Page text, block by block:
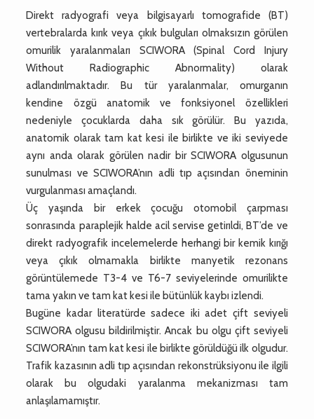
Direkt radyografi veya bilgisayarlı tomografide (BT)
vertebralarda kırık veya çıkık bulguları olmaksızın görülen
omurilik yaralanmaları SCIWORA (Spinal Cord Injury
Without Radiographic Abnormality) olarak
adlandırılmaktadır. Bu tür yaralanmalar, omurganın
kendine özgü anatomik ve fonksiyonel özellikleri
nedeniyle çocuklarda daha sık görülür. Bu yazıda,
anatomik olarak tam kat kesi ile birlikte ve iki seviyede
aynı anda olarak görülen nadir bir SCIWORA olgusunun
sunulması ve SCIWORA’nın adli tıp açısından öneminin
vurgulanması amaçlandı.
Üç yaşında bir erkek çocuğu otomobil çarpması
sonrasında paraplejik halde acil servise getirıldi, BT’de ve
direkt radyografik incelemelerde herhangi bir kemik kırığı
veya çıkık olmamakla birlikte manyetik rezonans
görüntülemede T3-4 ve T6-7 seviyelerinde omurilikte
tama yakın ve tam kat kesi ile bütünlük kaybı izlendi.
Bugüne kadar literatürde sadece iki adet çift seviyeli
SCIWORA olgusu bildirilmiştir. Ancak bu olgu çift seviyeli
SCIWORA’nın tam kat kesi ile birlikte görüldüğü ilk olgudur.
Trafik kazasının adli tıp açısından rekonstrüksiyonu ile ilgili
olarak bu olgudaki yaralanma mekanizması tam
anlaşılamamıştır.